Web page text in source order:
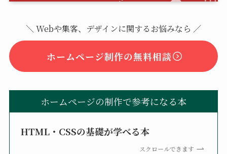
＼ Webや集客、デザインに関するお悩みなら ／
ホームページ制作の無料相談
ホームページの制作で参考になる本
HTML・CSSの基礎が学べる本
スクロールできます